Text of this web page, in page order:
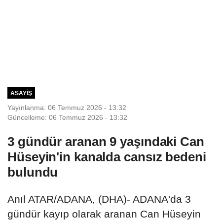
ASAYIŞ
Yayınlanma: 06 Temmuz 2026 - 13:32
Güncelleme: 06 Temmuz 2026 - 13:32
3 gündür aranan 9 yaşındaki Can
Hüseyin'in kanalda cansız bedeni
bulundu
Anıl ATAR/ADANA, (DHA)- ADANA'da 3
gündür kayıp olarak aranan Can Hüseyin